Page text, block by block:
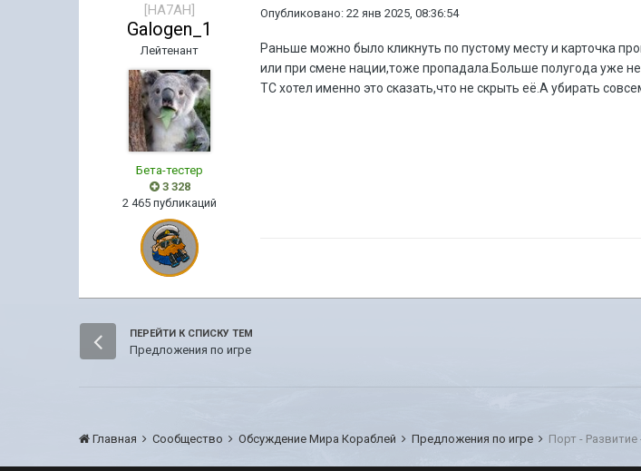
[HA7AH]
Galogen_1
Лейтенант
Бета-тестер
3 328
2 465 публикаций
Опубликовано:22 янв 2025, 08:36:54
Раньше можно было кликнуть по пустому месту и карточка
или при смене нации,тоже пропадала.Больше полугода уже не
ТС хотел именно это сказать,что не скрыть её.А убирать
ПЕРЕЙТИ К СПИСКУ ТЕМ
Предложения по игре
Главная Сообщество Обсуждение Мира Кораблей Предложения по игре Порт - Развитие